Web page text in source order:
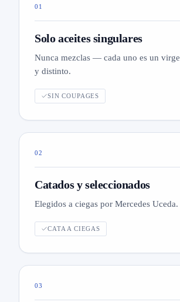
01
Solo aceites singulares
Nunca mezclas — cada uno es un
y distinto.
SIN COUPAGES
02
Catados y seleccionados
Elegidos a ciegas por Mercedes Uceda.
CATA A CIEGAS
03